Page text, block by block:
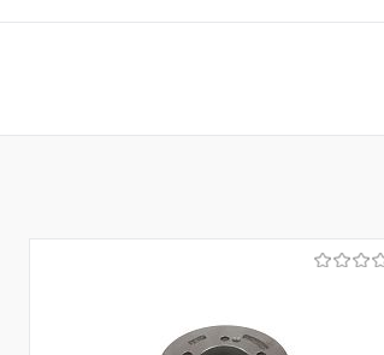
Купить в 1 клик
К сравнению